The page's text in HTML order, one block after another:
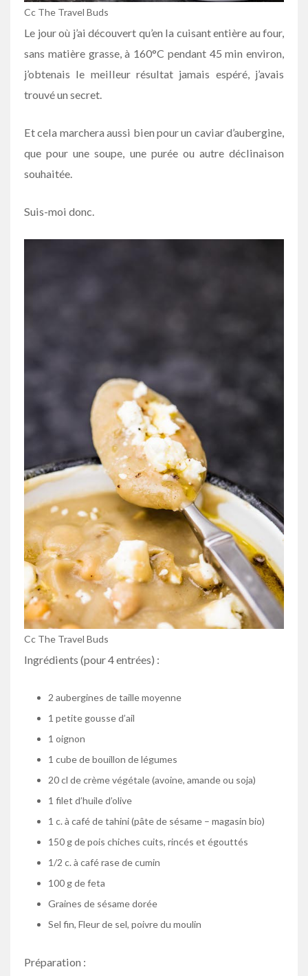
Cc The Travel Buds
Le jour où j’ai découvert qu’en la cuisant entière au four,
sans matière grasse, à 160°C pendant 45 min environ,
j’obtenais le meilleur résultat jamais espéré, j’avais
trouvé un secret.
Et cela marchera aussi bien pour un caviar d’aubergine,
que pour une soupe, une purée ou autre déclinaison
souhaitée.
Suis-moi donc.
Cc The Travel Buds
Ingrédients (pour 4 entrées) :
2 aubergines de taille moyenne
1 petite gousse d’ail
1 oignon
1 cube de bouillon de légumes
20 cl de crème végétale (avoine, amande ou soja)
1 filet d’huile d’olive
1 c. à café de tahini (pâte de sésame – magasin bio)
150 g de pois chiches cuits, rincés et égouttés
1/2 c. à café rase de cumin
100 g de feta
Graines de sésame dorée
Sel fin, Fleur de sel, poivre du moulin
Préparation :